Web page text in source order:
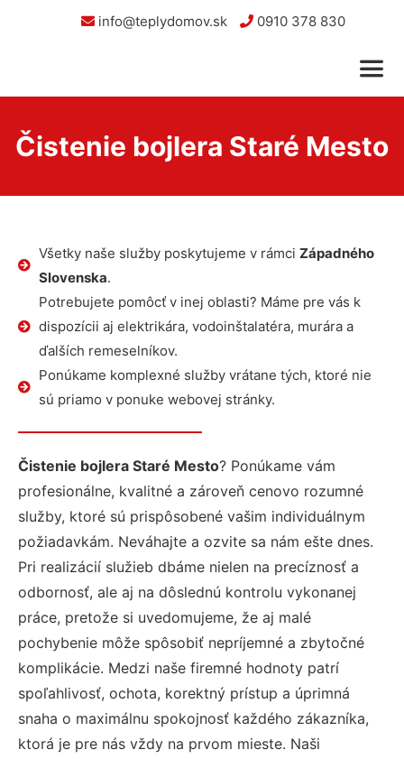
info@teplydomov.sk 0910 378 830
Čistenie bojlera Staré Mesto
Všetky naše služby poskytujeme v rámci Západného
Slovenska.
Potrebujete pomôcť v inej oblasti? Máme pre vás k
dispozícii aj elektrikára, vodoinštalatéra, murára a
ďalších remeselníkov.
Ponúkame komplexné služby vrátane tých, ktoré nie
sú priamo v ponuke webovej stránky.
Čistenie bojlera Staré Mesto? Ponúkame vám
profesionálne, kvalitné a zároveň cenovo rozumné
služby, ktoré sú prispôsobené vašim individuálnym
požiadavkám. Neváhajte a ozvite sa nám ešte dnes.
Pri realizácií služieb dbáme nielen na precíznosť a
odbornosť, ale aj na dôslednú kontrolu vykonanej
práce, pretože si uvedomujeme, že aj malé
pochybenie môže spôsobiť nepríjemné a zbytočné
komplikácie. Medzi naše firemné hodnoty patrí
spoľahlivosť, ochota, korektný prístup a úprimná
snaha o maximálnu spokojnosť každého zákazníka,
ktorá je pre nás vždy na prvom mieste. Naši